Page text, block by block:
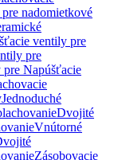
nadomietkové
ventily pre
pre
pre Napúšťacie
Jednoduché
Dvojité
Vnútorné
Zásobovacie